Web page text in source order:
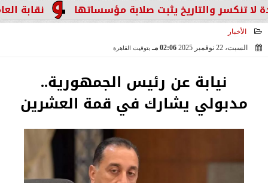
نقابة والتاريخ يثبت صلابة مؤسساتها
الأخبار
السبت، 22 نوفمبر 2025
02:06 مـ بتوقيت القاهرة
نيابة عن رئيس الجمهورية..
مدبولي يشارك في قمة العشرين